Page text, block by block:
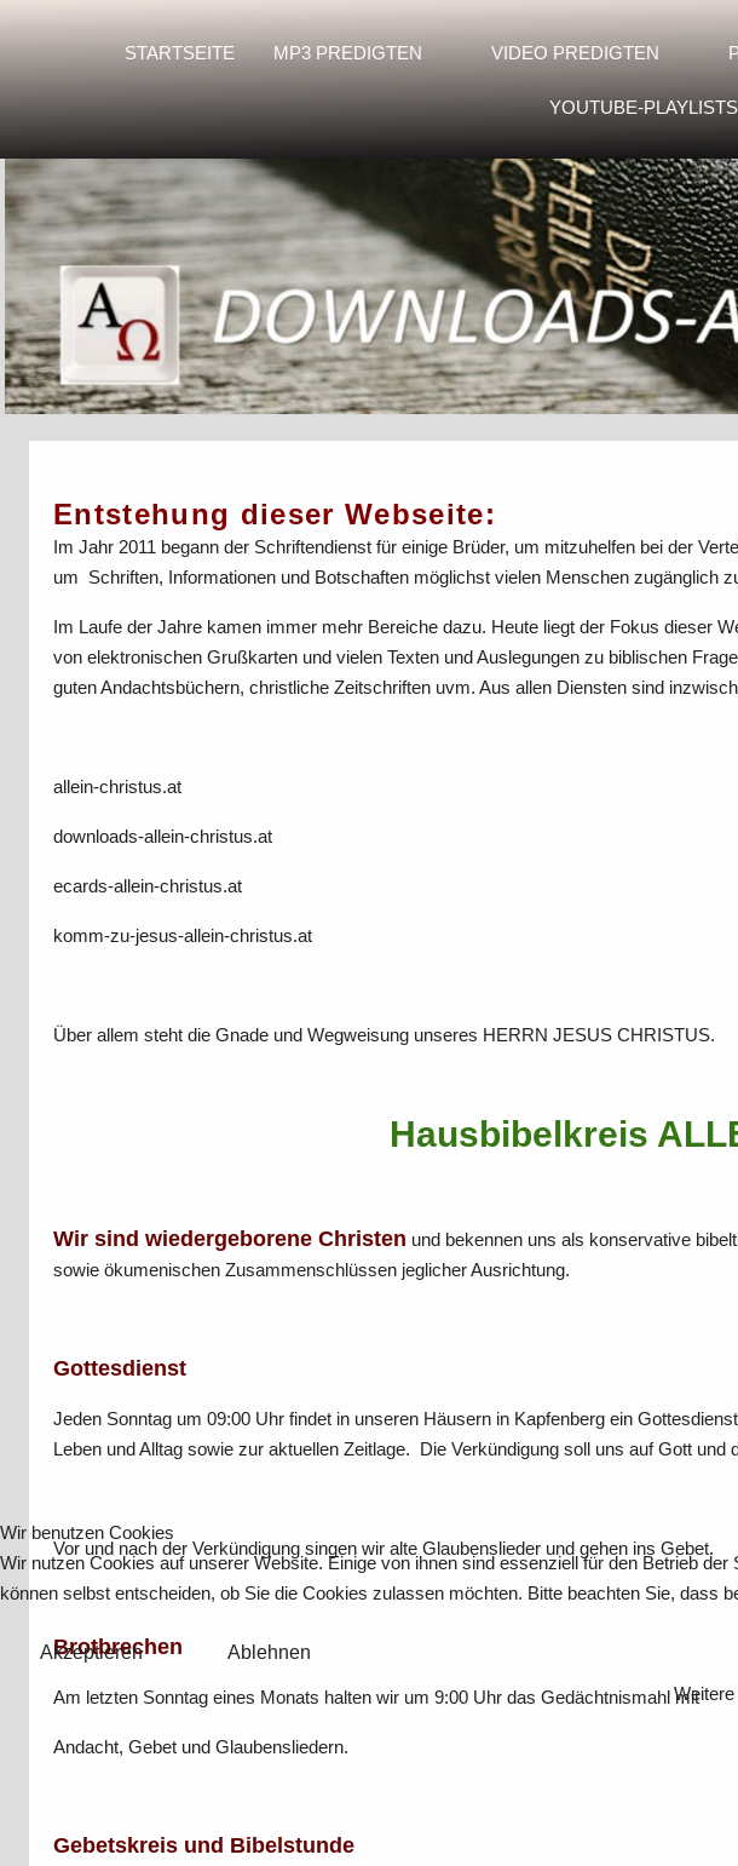
STARTSEITE MP3 PREDIGTEN VIDEO PREDIGTEN
YOUTUBE-PLAYLISTS
Entstehung dieser Webseite:
Im Jahr 2011 begann der Schriftendienst für einige Brüder, um mitzuhelfen bei der
um Schriften, Informationen und Botschaften möglichst vielen Menschen zugänglich
Im Laufe der Jahre kamen immer mehr Bereiche dazu. Heute liegt der Fokus dieser
von elektronischen Grußkarten und vielen Texten und Auslegungen zu biblischen
guten Andachtsbüchern, christliche Zeitschriften uvm. Aus allen Diensten sind
allein-christus.at
downloads-allein-christus.at
ecards-allein-christus.at
komm-zu-jesus-allein-christus.at
Über allem steht die Gnade und Wegweisung unseres HERRN JESUS CHRISTUS.
Hausbibelkreis
Wir sind wiedergeborene Christen und bekennen uns als konservative
sowie ökumenischen Zusammenschlüssen jeglicher Ausrichtung.
Gottesdienst
Jeden Sonntag um 09:00 Uhr findet in unseren Häusern in Kapfenberg ein
Leben und Alltag sowie zur aktuellen Zeitlage. Die Verkündigung soll uns auf Gott
Vor und nach der Verkündigung singen wir alte Glaubenslieder und gehen ins Gebet.
Brotbrechen
Am letzten Sonntag eines Monats halten wir um 9:00 Uhr das Gedächtnismahl mit
Andacht, Gebet und Glaubensliedern.
Gebetskreis und Bibelstunde
Wir benutzen Cookies
Wir nutzen Cookies auf unserer Website. Einige von ihnen sind essenziell für den Betrieb
können selbst entscheiden, ob Sie die Cookies zulassen möchten. Bitte beachten Sie, dass
Akzeptieren
Ablehnen